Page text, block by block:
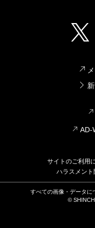
AD-
サイトのご利用
ハラスメント
すべての画像・データに
©